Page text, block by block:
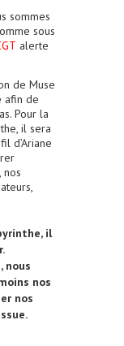
sommes
sous
alerte
de Muse
afin de
Pour la
il sera
d’Ariane
nos
il
nous
nos
nos